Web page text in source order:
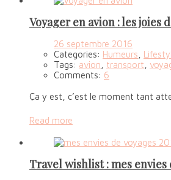
Voyager en avion : les joies
26 septembre 2016
Categories: Humeurs
Tags: avion transport
Comments: 6
Ça y est, c’est le moment tant
Read more
Travel wishlist : mes